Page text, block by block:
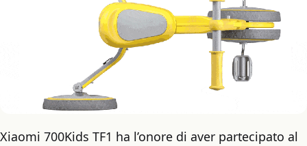
Xiaomi 700Kids TF1 ha l’onore di aver partecipato al